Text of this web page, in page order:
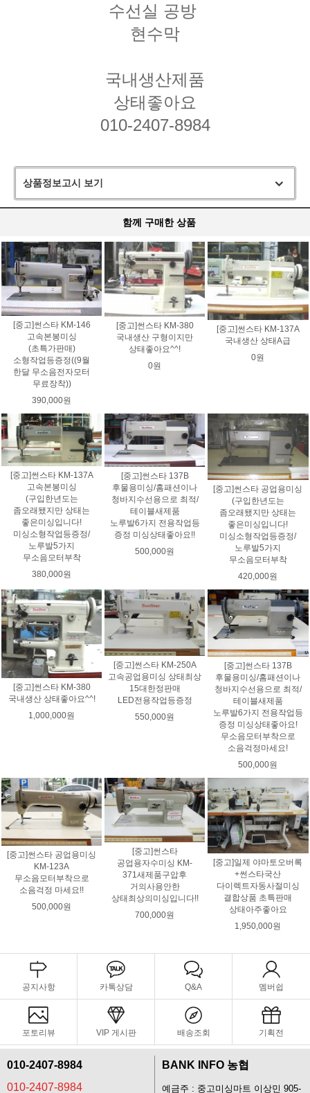
수선실 공방
현수막
국내생산제품
상태좋아요
010-2407-8984
상품정보고시 보기
함께 구매한 상품
[중고]썬스타 KM-146
고속본봉미싱
(초특가판매)
소형작업등증정((9월
한달 무소음전자모터
무료장착))
390,000원
[중고]썬스타 KM-380
국내생산 구형이지만
상태좋아요^^!
0원
[중고]썬스타 KM-137A
국내생산 상태A급
0원
[중고]썬스타 KM-137A
고속본봉미싱
(구입한년도는
좀오래됐지만 상태는
좋은미싱입니다!
미싱소형작업등증정/
노루발5가지
무소음모터부착
380,000원
[중고]썬스타 137B
후물용미싱/홈패션이나
청바지수선용으로 최적/
테이블새제품
노루발6가지 전용작업등
증정 미싱상태좋아요!!
500,000원
[중고]썬스타 공업용미싱
(구입한년도는
좀오래됐지만 상태는
좋은미싱입니다!
미싱소형작업등증정/
노루발5가지
무소음모터부착
420,000원
[중고]썬스타 KM-380
국내생산 상태좋아요^^!
1,000,000원
[중고]썬스타 KM-250A
고속공업용미싱 상태최상
15대한정판매
LED전용작업등증정
550,000원
[중고]썬스타 137B
후물용미싱/홈패션이나
청바지수선용으로 최적/
테이블새제품
노루발6가지 전용작업등
증정 미싱상태좋아요!
무소음모터부착으로
소음걱정마세요!
500,000원
[중고]썬스타 공업용미싱
KM-123A
무소음모터부착으로
소음걱정 마세요!!
500,000원
[중고]썬스타
공업용자수미싱 KM-
371새제품구압후
거의사용안한
상태최상의미싱입니다!!
700,000원
[중고]일제 야마토오버록
+썬스타국산
다이렉트자동사절미싱
결합상품 초특판매
상태아주좋아요
1,950,000원
공지사항 카톡상담 Q&A 멤버쉽
포토리뷰 VIP 게시판 배송조회 기획전
010-2407-8984
010-2407-8984
BANK INFO 농협
예금주 : 중고미싱마트 이상민 905-